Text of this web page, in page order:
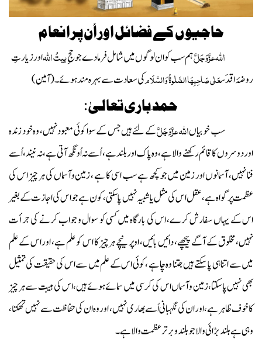
حاجیوں کے فضائل اوراُن پرانعام
اللہ عزَّوَجَلَّہم سب کوان لوگوں میں شامل فرما دے جو حجِبیتُ اللہاور زیارتِ
روضۂ اقدَسعَلٰی صَاحِبِہَا الصَّلٰوۃُ وَالسَّلَامکی سعادت سے بہرہ مند ہوئے۔ (آمین)
حمد ِ باری تعالیٰ:
سب خوبیاںاللہ عزَّوَجَلَّکے لئے ہیں جس کے سوا کوئی معبود نہیں، وہ خود زندہ
اور دوسروں کا قائم رکھنے والا ہے،وہ پاک اوربلند ہے، اُسے نہ اُونگھ آتی ہے، نہ نیند، اُسے
فنا نہیں، آسمانوں اور زمین میں جو کچھ ہے سب اسی کا ہے ، زمین وآسماں کی ہر چیز اس کی
عظمت پر گواہ ہے ،عقل اس کی مثل یاشبیہ نہیں پا سکتی،کون ہے جو اس کی اجازت کے بغیر
اس کے یہاں سفارش کرے، اس کی بارگاہ میں کسی کو سوال و جواب کرنے کی جرأ ت
نہیں، مخلوق کے آگے پیچھے، دائیں بائیں، اوپر نیچے ہر چیز کا اس کو علم ہے، اوراس کے علم
میں سے اتنا ہی پا سکتے ہیں جتنا وہ چاہے ، کوئی اس کے علم میں سے اس کی حقیقت کی تمثیل
بھی نہیں پا سکتا، زمین وآسماں اس کی کرسی میں سمائے ہوئے ہیں، اس کی ہیبت سے ہر چیز
کاخوف ظاہر ہے، اوران کی نگہبانی اُسے بھاری نہیں، اور وہ ان کی حفاظت سے نہیں تھکتا،
وہی ہے بلند بڑائی والا جو بلند وبرتر عظمت والا ہے ۔